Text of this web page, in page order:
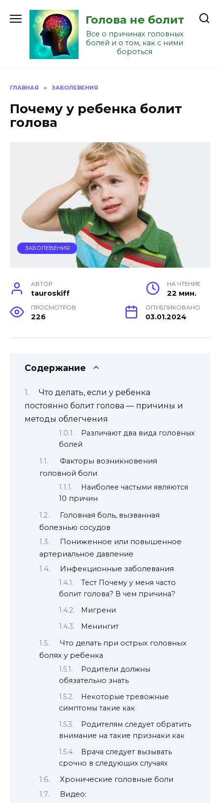
содержанию
Голова не болит
Все о причинах головных
болей и о том, как с ними
бороться
ГЛАВНАЯ » ЗАБОЛЕВЕНИЯ
Почему у ребенка болит
голова
ЗАБОЛЕВЕНИЯ
АВТОР
tauroskiff
НА ЧТЕНИЕ
22 мин.
ПРОСМОТРОВ
226
ОПУБЛИКОВАНО
03.01.2024
Содержание
Что делать, если у ребенка
постоянно болит голова — причины и
методы облегчения
Различают два вида головных
болей
Факторы возникновения
головной боли
Наиболее частыми являются
10 причин
Головная боль, вызванная
болезнью сосудов
Пониженное или повышенное
артериальное давление
Инфекционные заболевания
Тест Почему у меня часто
болит голова? В чем причина?
Мигрени
Менингит
Что делать при острых головных
болях у ребенка
Родители должны
обязательно знать
Некоторые тревожные
симптомы такие как
Родителям следует обратить
внимание на такие признаки как
Врача следует вызывать
срочно в следующих случаях
Хронические головные боли
Видео: